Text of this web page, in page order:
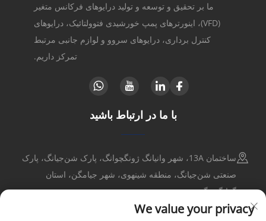
ما بر تحقیق و توسعه و تولید درایوهای فرکانس متغیر
(VFD)، اینورترهای پمپ خورشیدی فتوولتائیک، درایوهای
کنترل برداری، درایوهای سروو و لوازم جانبی مرتبط
تمرکز داریم.
با ما در ارتباط باشید
ساختمان 13A، شهر وانیانگ ژونگچوانگ، پارک شن‌جیانگ، پارک
صنعتی شن‌جیانگ، منطقه شینهوی، شهر جیامگن، استان
گوانگدونگ
+86-17316086390
We value your privacy